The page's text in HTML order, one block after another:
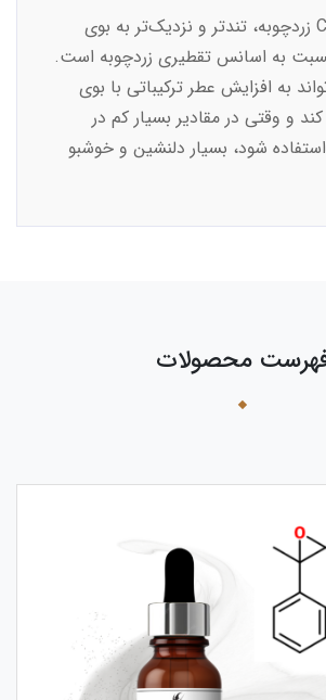
عطر اسانس CO2 زردچوبه، تندتر و نزدیک‌تر به بوی
به اسانس تقطیری زردچوبه است.
به افزایش عطر ترکیباتی با بوی
و وقتی در مقادیر بسیار کم در
شود، بسیار دلنشین و خوشبو
محصولات